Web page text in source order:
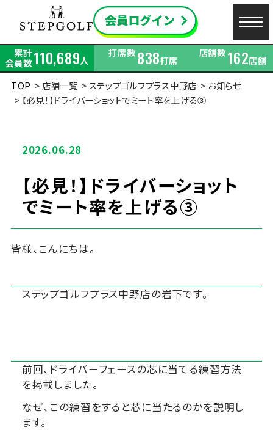
累計
会員数110,689人
打席数838打席
店舗数162店舗
TOP
店舗一覧 ステップゴルフプラス中野店
お知らせ
【必見！】ドライバーショットでミート率を上げる③
2026.06.28
【必見！】ドライバーショット
でミート率を上げる③
皆様、こんにちは。
ステップゴルフプラス中野店の岩下です。
前回、ドライバーフェースの芯に当てる練習方法
を掲載しました。
なぜ、この練習をすると芯に当たるのかを説明し
ます。